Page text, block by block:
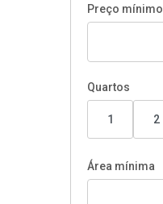
Preço mínimo
Quartos
1 2
Área mínima